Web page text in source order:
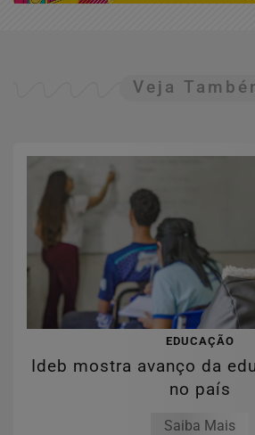
Veja
EDUCAÇÃO
Ideb mostra avanço da
no país
Saiba Mais